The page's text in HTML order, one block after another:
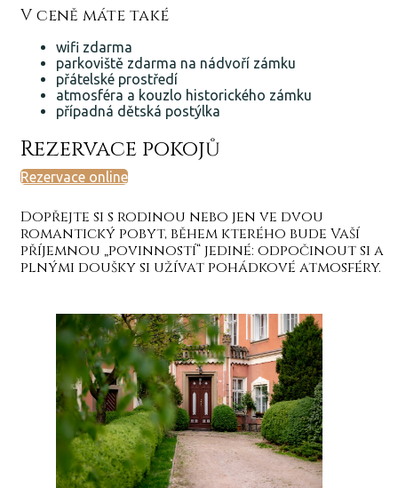
V ceně máte také
wifi zdarma
parkoviště zdarma na nádvoří zámku
přátelské prostředí
atmosféra a kouzlo historického zámku
případná dětská postýlka
Rezervace pokojů
Rezervace online
Dopřejte si s rodinou nebo jen ve dvou
romantický pobyt, během kterého bude Vaší
příjemnou „povinností“ jediné: odpočinout si a
plnými doušky si užívat pohádkové atmosféry.